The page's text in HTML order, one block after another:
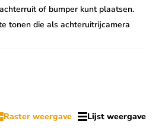
of bumper kunt plaatsen.
tonen die als achteruitrijcamera
Raster weergave Lijst weergave